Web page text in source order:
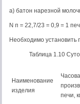
а) батон нарезной
N п = 22,7/23 = 0,9 = 1
Необходимо
Таблица 1.10
Наименование
изделия
печи,